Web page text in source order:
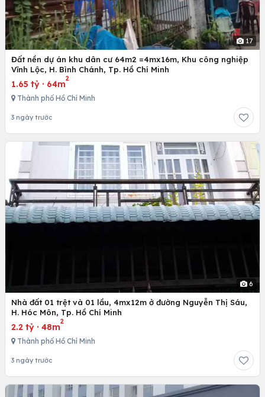
17
Đất nền dự án khu dân cư 64m2 =4mx16m, Khu công nghiệp
Vĩnh Lộc, H. Bình Chánh, Tp. Hồ Chí Minh
1.65 tỷ · 64m
2
Thành phố Hồ Chí Minh
3 ngày trước
6
Nhà đất 01 trệt và 01 lầu, 4mx12m ở đường Nguyễn Thị Sáu,
H. Hóc Môn, Tp. Hồ Chí Minh
2.2 tỷ · 48m
2
Thành phố Hồ Chí Minh
3 ngày trước